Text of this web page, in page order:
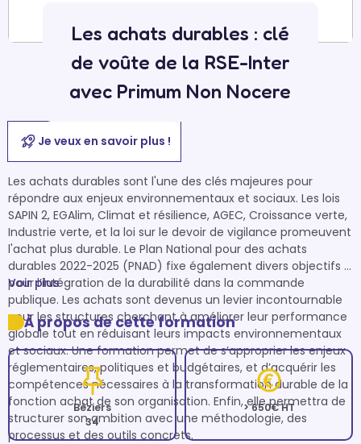
Les achats durables : clé
de voûte de la RSE-Inter
avec Primum Non Nocere
Je veux en savoir plus !
Les achats durables sont l'une des clés majeures pour
répondre aux enjeux environnementaux et sociaux. Les lois
SAPIN 2, EGAlim, Climat et résilience, AGEC, Croissance verte,
Industrie verte, et la loi sur le devoir de vigilance promeuvent
l'achat plus durable. Le Plan National pour des achats
durables 2022-2025 (PNAD) fixe également divers objectifs
pour l’intégration de la durabilité dans la commande
publique. Les achats sont devenus un levier incontournable
pour les structures cherchant à améliorer leur performance
globale tout en réduisant leurs impacts environnementaux
et sociaux. Une formation permet de s’approprier les enjeux
réglementaires, politiques et budgétaires, et d’acquérir les
compétences nécessaires à la transformation durable de la
fonction achat de son organisation. Enfin, elle permettra de
structurer son ambition avec une méthodologie, des
processus et des outils concrets.
Voir plus
À propos de cette formation
Béziers
34
> 650€ HT